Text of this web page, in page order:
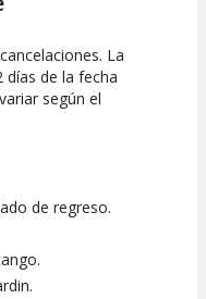
La
días de la fecha
según el
de regreso.